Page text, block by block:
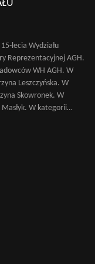
lecia Wydziału
Reprezentacyjnej AGH.
WH AGH. W
Leszczyńska. W
Skowronek. W
W kategorii…